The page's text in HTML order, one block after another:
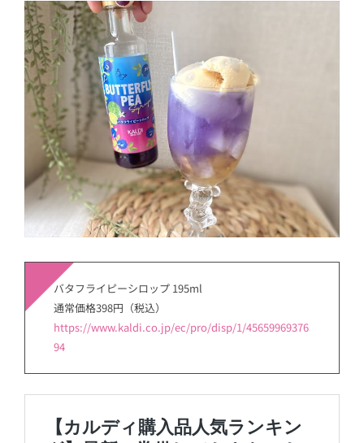
バタフライピーシロップ 195ml
通常価格398円（税込）
https://www.kaldi.co.jp/ec/pro/disp/1/45659969376
94